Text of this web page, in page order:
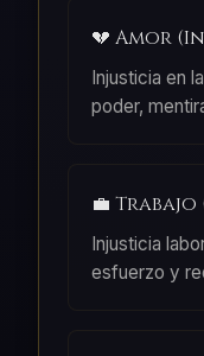
💔 Amor
Injusticia en
poder,
💼
Injusticia
esfuerzo y